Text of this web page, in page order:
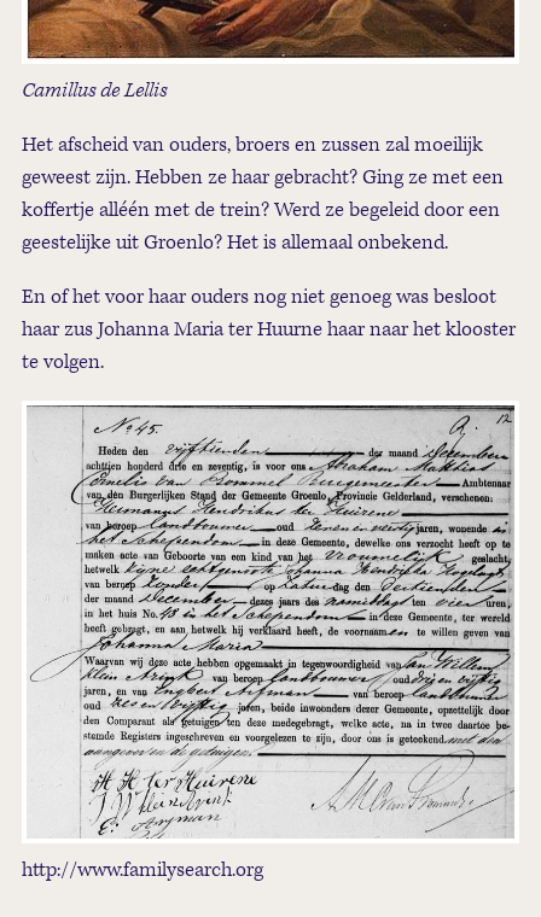
Camillus de Lellis
Het afscheid van ouders, broers en zussen zal moeilijk
geweest zijn. Hebben ze haar gebracht? Ging ze met een
koffertje alléén met de trein? Werd ze begeleid door een
geestelijke uit Groenlo? Het is allemaal onbekend.
En of het voor haar ouders nog niet genoeg was besloot
haar zus Johanna Maria ter Huurne haar naar het klooster
te volgen.
http://www.familysearch.org